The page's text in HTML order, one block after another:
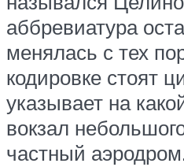
аббревиатура
менялась с тех
кодировке стоят
указывает на
вокзал
частный аэродром.